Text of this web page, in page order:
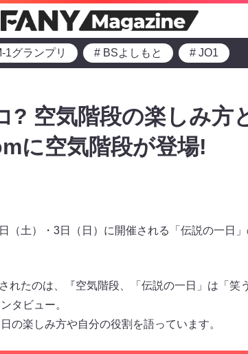
1グランプリ # BSよしもと # JO1
? 空気階段の楽しみ方
に空気階段が登場!
（土）・3日（日）に開催される「伝説の一日
れたのは、『空気階段、「伝説の一日」は「笑
タビュー。
の楽しみ方や自分の役割を語っています。